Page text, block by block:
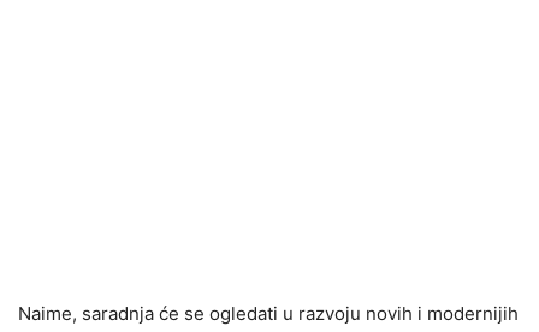
Naime, saradnja će se ogledati u razvoju novih i modernijih